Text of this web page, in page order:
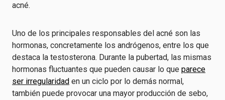
acné.
Uno de los principales responsables del acné son las
hormonas, concretamente los andrógenos, entre los que
destaca la testosterona. Durante la pubertad, las mismas
hormonas fluctuantes que pueden causar lo que parece
ser irregularidad en un ciclo por lo demás normal,
también puede provocar una mayor producción de sebo,